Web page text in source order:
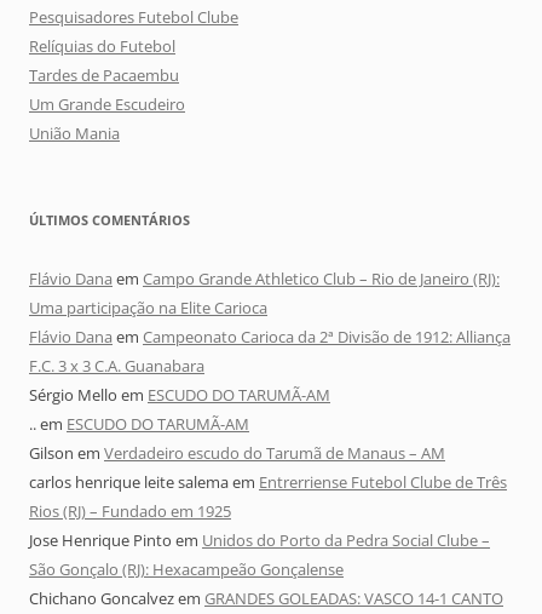
Pesquisadores Futebol Clube
Relíquias do Futebol
Tardes de Pacaembu
Um Grande Escudeiro
União Mania
ÚLTIMOS COMENTÁRIOS
Flávio Dana em Campo Grande Athletico Club – Rio de Janeiro (RJ):
Uma participação na Elite Carioca
Flávio Dana em Campeonato Carioca da 2ª Divisão de 1912: Alliança
F.C. 3 x 3 C.A. Guanabara
Sérgio Mello em ESCUDO DO TARUMÃ-AM
..em ESCUDO DO TARUMÃ-AM
Gilson em Verdadeiro escudo do Tarumã de Manaus – AM
carlos henrique leite salemaem Entrerriense Futebol Clube de Três
Rios (RJ) – Fundado em 1925
Jose Henrique Pinto em Unidos do Porto da Pedra Social Clube –
São Gonçalo (RJ): Hexacampeão Gonçalense
Chichano Goncalvezem GRANDES GOLEADAS: VASCO 14-1 CANTO